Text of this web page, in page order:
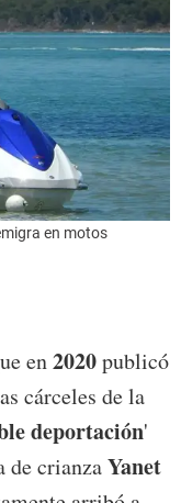
en motos
en2020publicó
cárceles de la
deportación'
de crianzaYanet